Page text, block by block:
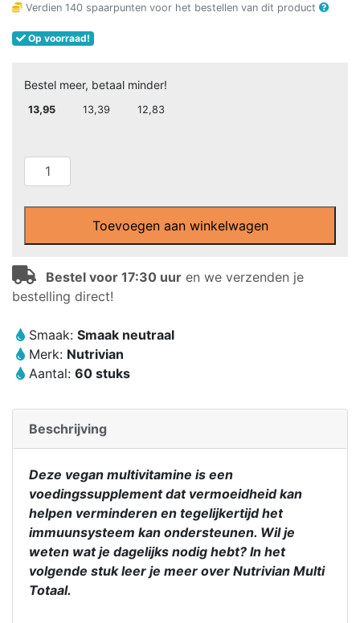
was:
19,95.
is:
13,95.
Verdien 140 spaarpunten voor het bestellen van dit product
Op voorraad!
Bestel meer, betaal minder!
13,95 13,39 12,83
Nutrivian
-
Vegan
Totaal
tabletten
(60
stuks)
EXP
DATE
16-
aantal
Toevoegen aan winkelwagen
Bestel voor 17:30 uur en we verzenden je
bestelling direct!
Smaak: Smaak neutraal
Merk: Nutrivian
Aantal: 60 stuks
Beschrijving
Deze vegan multivitamine is een
voedingssupplement dat vermoeidheid kan
helpen verminderen en tegelijkertijd het
immuunsysteem kan ondersteunen. Wil je
weten wat je dagelijks nodig hebt? In het
volgende stuk leer je meer over Nutrivian Multi
Totaal.